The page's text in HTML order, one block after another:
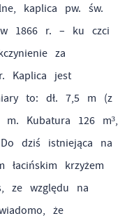
kaplica pw. św.
w 1866 r. – ku czci
za
Kaplica jest
to: dł. 7,5 m (z
Kubatura 126 m³,
dziś istniejąca na
łacińskim krzyżem
ze względu na
że